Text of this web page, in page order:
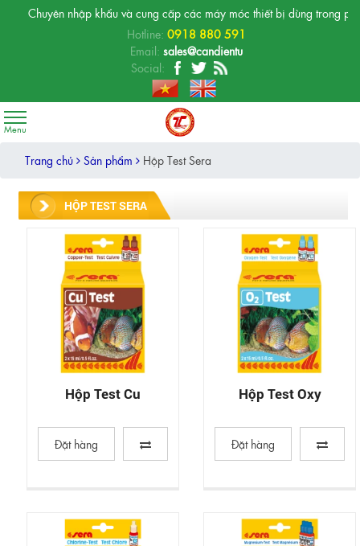
nhập khẩu và cung cấp các máy móc thiết bị dùng trong phòng thí
Hotline:0918 880 591
Email:sales@candientu
Social:
Trang chủ Sản phẩm Hộp Test Sera
HỘP TEST SERA
Hộp Test Cu
Đặt hàng
Hộp Test Oxy
Đặt hàng